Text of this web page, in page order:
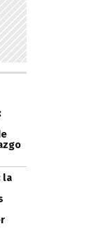
la